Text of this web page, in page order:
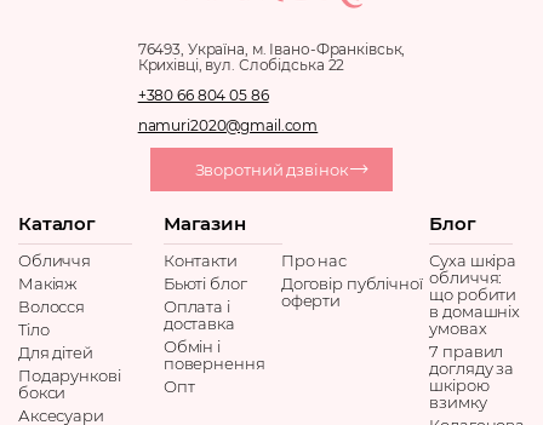
76493, Україна, м. Івано-Франківськ,
Крихівці, вул. Слобідська 22
+380 66 804 05 86
namuri2020@gmail.com
Каталог
Обличчя
Макіяж
Волосся
Тіло
Для дітей
Подарункові
бокси
Аксесуари
Магазин
Контакти
Бьюті блог
Оплата і
доставка
Обмін і
повернення
Опт
Про нас
Договір публічної
оферти
Блог
Суха шкіра
обличчя:
що робити
в домашніх
умовах
7 правил
догляду за
шкірою
взимку
Зворотний дзвінок